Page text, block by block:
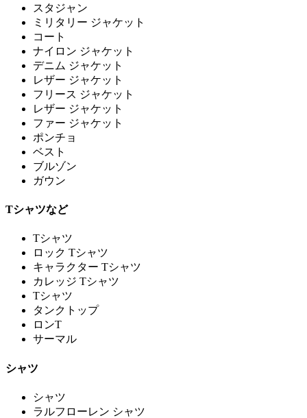
スタジャン
ミリタリー ジャケット
コート
ナイロン ジャケット
デニム ジャケット
レザー ジャケット
フリース ジャケット
レザー ジャケット
ファー ジャケット
ポンチョ
ベスト
ブルゾン
ガウン
Tシャツなど
Tシャツ
ロック Tシャツ
キャラクター Tシャツ
カレッジ Tシャツ
Tシャツ
タンクトップ
ロンT
サーマル
シャツ
シャツ
ラルフローレン シャツ